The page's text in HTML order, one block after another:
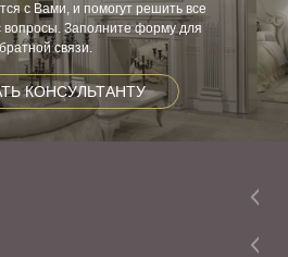
с Вами, и помогут решить все
Заполните форму для
связи.
КОНСУЛЬТАНТУ